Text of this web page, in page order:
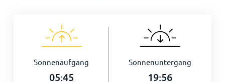
Sonnenaufgang
05:45
Sonnenuntergang
19:56